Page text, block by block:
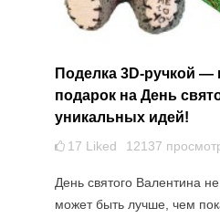
Поделка 3D-ручкой
подарок на День
уникальных идей!
12137
17 Liked
День святого Валентина
может быть лучше, чем